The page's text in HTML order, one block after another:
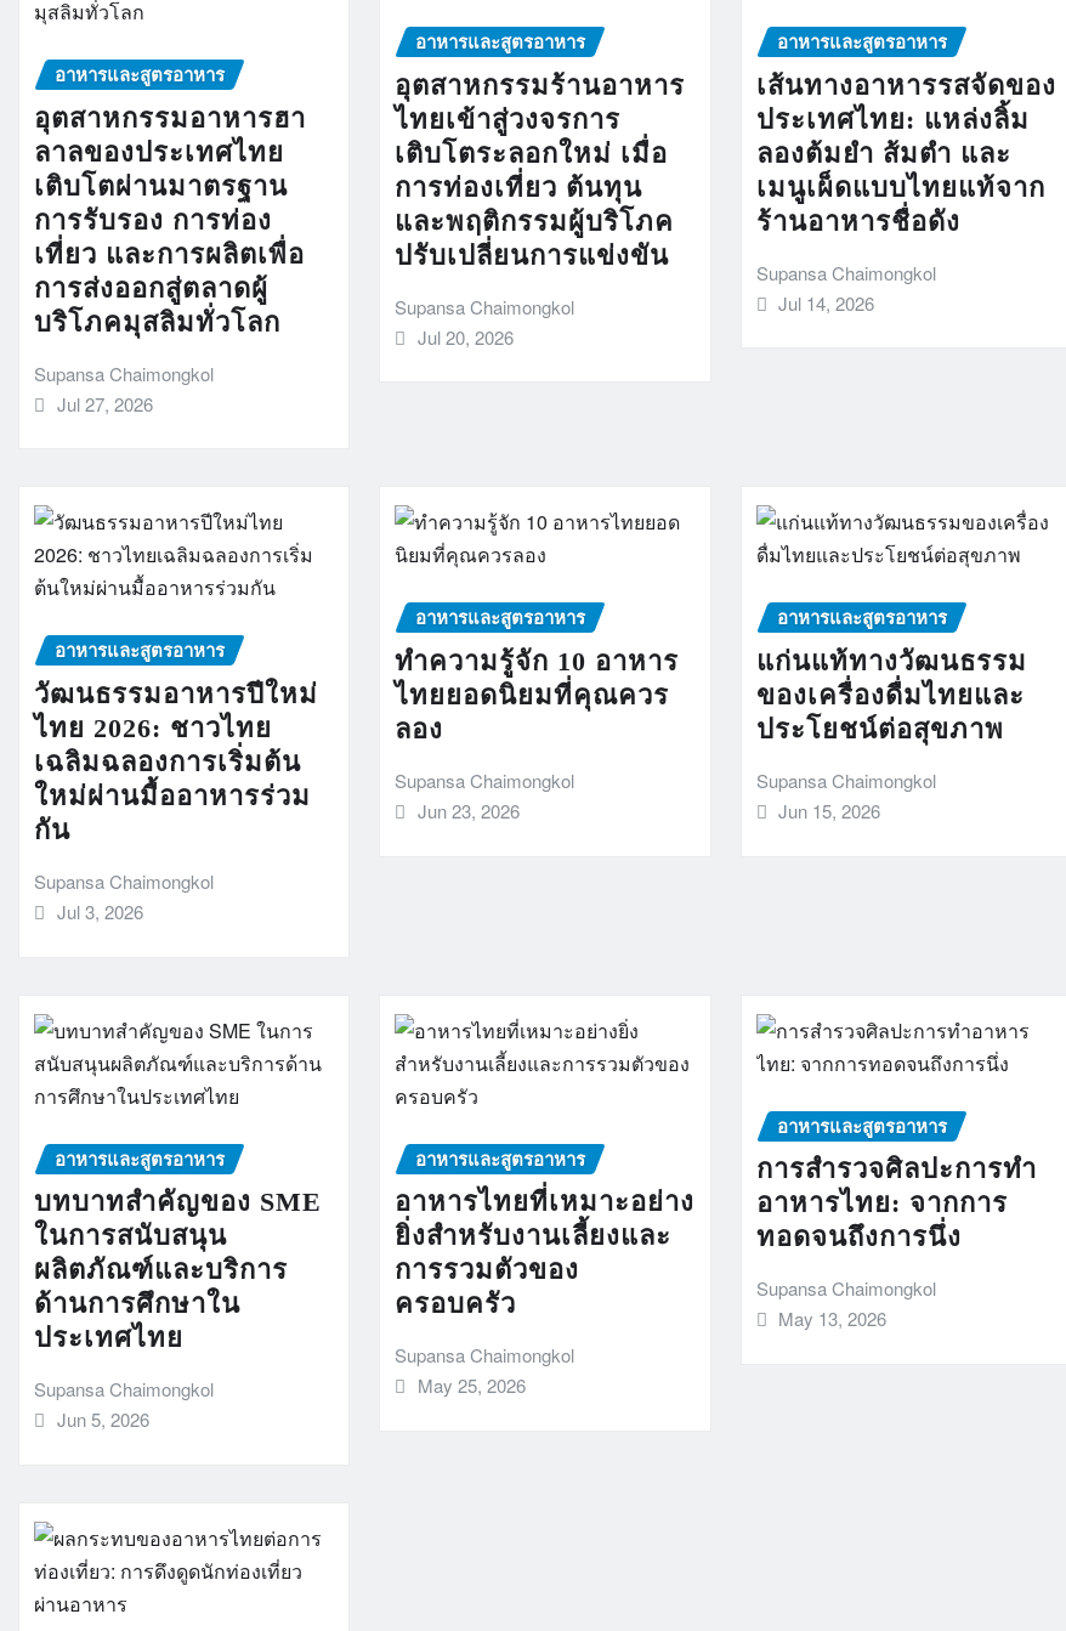
อาหารและสูตรอาหาร
อุตสาหกรรมอาหารฮา
ลาลของประเทศไทย
เติบโตผ่านมาตรฐาน
การรับรอง การท่อง
เที่ยว และการผลิตเพื่อ
การส่งออกสู่ตลาดผู้
บริโภคมุสลิมทั่วโลก
Supansa Chaimongkol
Jul 27, 2026
อาหารและสูตรอาหาร
อุตสาหกรรมร้านอาหาร
ไทยเข้าสู่วงจรการ
เติบโตระลอกใหม่ เมื่อ
การท่องเที่ยว ต้นทุน
และพฤติกรรมผู้บริโภค
ปรับเปลี่ยนการแข่งขัน
Supansa Chaimongkol
Jul 20, 2026
อาหารและสูตรอาหาร
เส้นทางอาหารรสจัดของ
ประเทศไทย: แหล่งลิ้ม
ลองต้มยำ ส้มตำ และ
เมนูเผ็ดแบบไทยแท้จาก
ร้านอาหารชื่อดัง
Supansa Chaimongkol
Jul 14, 2026
อาหารและสูตรอาหาร
วัฒนธรรมอาหารปีใหม่
ไทย 2026: ชาวไทย
เฉลิมฉลองการเริ่มต้น
ใหม่ผ่านมื้ออาหารร่วม
กัน
Supansa Chaimongkol
Jul 3, 2026
อาหารและสูตรอาหาร
ทำความรู้จัก 10 อาหาร
ไทยยอดนิยมที่คุณควร
ลอง
Supansa Chaimongkol
Jun 23, 2026
อาหารและสูตรอาหาร
แก่นแท้ทางวัฒนธรรม
ของเครื่องดื่มไทยและ
ประโยชน์ต่อสุขภาพ
Supansa Chaimongkol
Jun 15, 2026
อาหารและสูตรอาหาร
บทบาทสำคัญของ SME
ในการสนับสนุน
ผลิตภัณฑ์และบริการ
ด้านการศึกษาใน
ประเทศไทย
Supansa Chaimongkol
Jun 5, 2026
อาหารและสูตรอาหาร
อาหารไทยที่เหมาะอย่าง
ยิ่งสำหรับงานเลี้ยงและ
การรวมตัวของ
ครอบครัว
Supansa Chaimongkol
May 25, 2026
อาหารและสูตรอาหาร
การสำรวจศิลปะการทำ
อาหารไทย: จากการ
ทอดจนถึงการนึ่ง
Supansa Chaimongkol
May 13, 2026